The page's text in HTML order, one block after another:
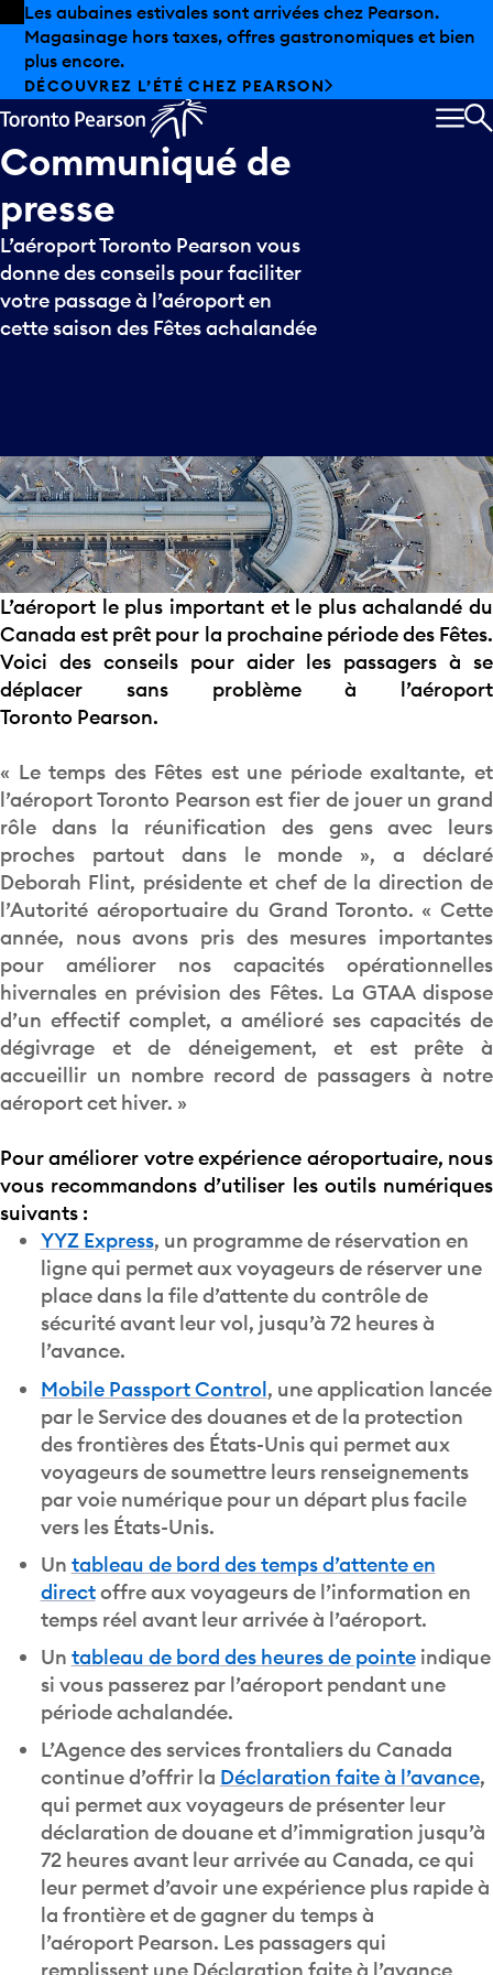
Skip to offers
Passer au contenu principal
Les aubaines estivales sont arrivées chez Pearson.
Magasinage hors taxes, offres gastronomiques et bien
plus encore.
DÉCOUVREZ L’ÉTÉ CHEZ PEARSON
Communiqué de
presse
L’aéroport Toronto Pearson vous
donne des conseils pour faciliter
votre passage à l’aéroport en
cette saison des Fêtes achalandée
L’aéroport le plus important et le plus achalandé du
Canada est prêt pour la prochaine période des Fêtes.
Voici des conseils pour aider les passagers à se
déplacer sans problème à l’aéroport
Toronto Pearson.
« Le temps des Fêtes est une période exaltante, et
l’aéroport Toronto Pearson est fier de jouer un grand
rôle dans la réunification des gens avec leurs
proches partout dans le monde », a déclaré
Deborah Flint, présidente et chef de la direction de
l’Autorité aéroportuaire du Grand Toronto. « Cette
année, nous avons pris des mesures importantes
pour améliorer nos capacités opérationnelles
hivernales en prévision des Fêtes. La GTAA dispose
d’un effectif complet, a amélioré ses capacités de
dégivrage et de déneigement, et est prête à
accueillir un nombre record de passagers à notre
aéroport cet hiver. »
Pour améliorer votre expérience aéroportuaire, nous
vous recommandons d’utiliser les outils numériques
suivants :
YYZ Express, un programme de réservation en
ligne qui permet aux voyageurs de réserver une
place dans la file d’attente du contrôle de
sécurité avant leur vol, jusqu’à 72 heures à
l’avance.
Mobile Passport Control, une application lancée
par le Service des douanes et de la protection
des frontières des États-Unis qui permet aux
voyageurs de soumettre leurs renseignements
par voie numérique pour un départ plus facile
vers les États-Unis.
Un tableau de bord des temps d’attente en
directoffre aux voyageurs de l’information en
temps réel avant leur arrivée à l’aéroport.
Un tableau de bord des heures de pointeindique
si vous passerez par l’aéroport pendant une
période achalandée.
L’Agence des services frontaliers du Canada
continue d’offrir la Déclaration faite à l’avance,
qui permet aux voyageurs de présenter leur
déclaration de douane et d’immigration jusqu’à
72 heures avant leur arrivée au Canada, ce qui
leur permet d’avoir une expérience plus rapide à
la frontière et de gagner du temps à
l’aéroport Pearson. Les passagers qui